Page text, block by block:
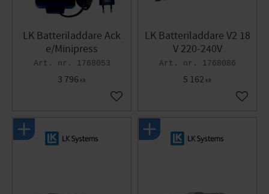
LK Batteriladdare Ack
e/Minipress
1768053
3 796 KR
Lägg till i favoriter
LK Batteriladdare V2 18
V 220-240V
1768086
5 162 KR
Lägg